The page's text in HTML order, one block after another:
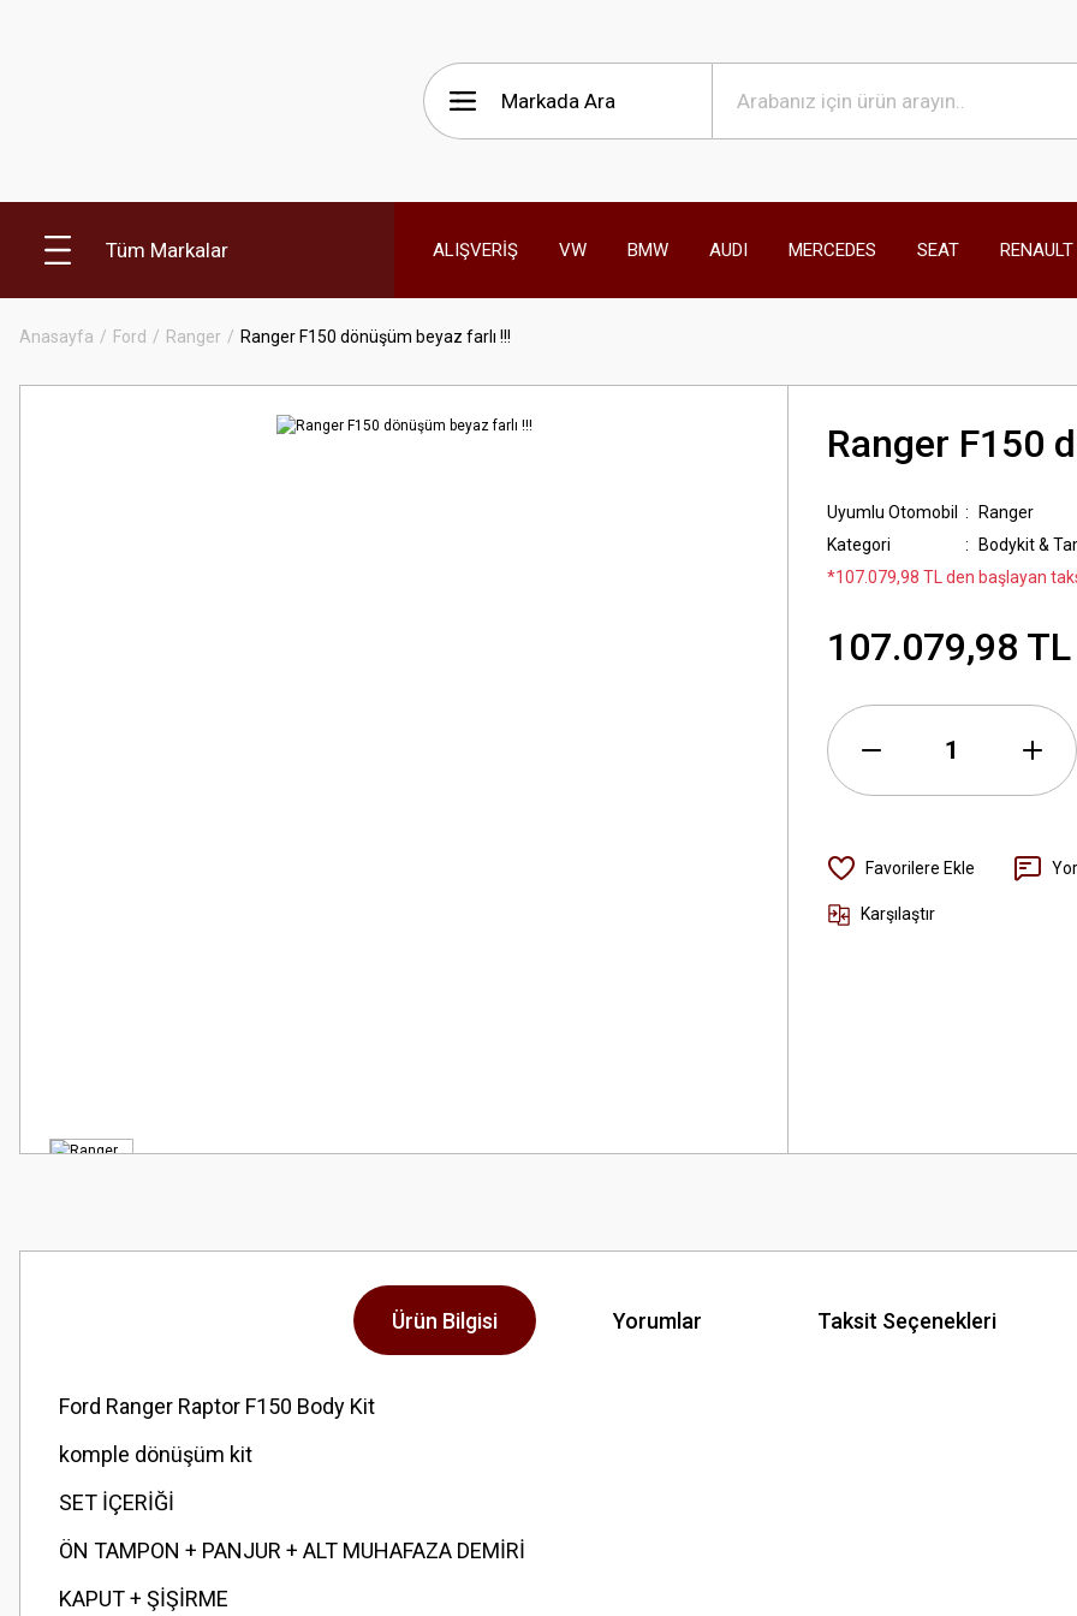
Tüm Markalar ALIŞVERİŞ VW BMW AUDI MERCEDES SEAT RENAULT
Anasayfa Ford Ranger Ranger F150 dönüşüm beyaz farlı !!!
Ranger F150
Uyumlu Otomobil
Ranger
Kategori
Bodykit &
*107.079,98 TL den başlayan
107.079,98 TL
Karşılaştır
Ürün Bilgisi Yorumlar Taksit Seçenekleri
Ford Ranger Raptor F150 Body Kit
komple dönüşüm kit
SET İÇERİĞİ
ÖN TAMPON + PANJUR + ALT MUHAFAZA DEMİRİ
KAPUT + ŞİŞİRME